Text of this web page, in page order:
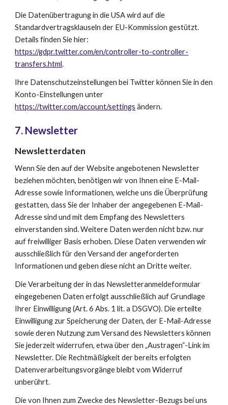
Die Datenübertragung in die USA wird auf die
Standardvertragsklauseln der EU-Kommission gestützt.
Details finden Sie hier:
https://gdpr.twitter.com/en/controller-to-controller-
transfers.html.
Ihre Datenschutzeinstellungen bei Twitter können Sie in den
Konto-Einstellungen unter
https://twitter.com/account/settings ändern.
7. Newsletter
Newsletter­daten
Wenn Sie den auf der Website angebotenen Newsletter
beziehen möchten, benötigen wir von Ihnen eine E-Mail-
Adresse sowie Informationen, welche uns die Überprüfung
gestatten, dass Sie der Inhaber der angegebenen E-Mail-
Adresse sind und mit dem Empfang des Newsletters
einverstanden sind. Weitere Daten werden nicht bzw. nur
auf freiwilliger Basis erhoben. Diese Daten verwenden wir
ausschließlich für den Versand der angeforderten
Informationen und geben diese nicht an Dritte weiter.
Die Verarbeitung der in das Newsletteranmeldeformular
eingegebenen Daten erfolgt ausschließlich auf Grundlage
Ihrer Einwilligung (Art. 6 Abs. 1 lit. a DSGVO). Die erteilte
Einwilligung zur Speicherung der Daten, der E-Mail-Adresse
sowie deren Nutzung zum Versand des Newsletters können
Sie jederzeit widerrufen, etwa über den „Austragen“-Link im
Newsletter. Die Rechtmäßigkeit der bereits erfolgten
Datenverarbeitungsvorgänge bleibt vom Widerruf
unberührt.
Die von Ihnen zum Zwecke des Newsletter-Bezugs bei uns